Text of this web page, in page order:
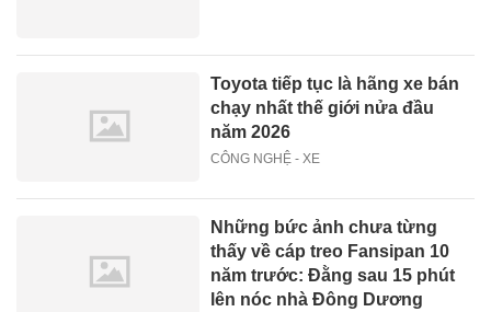
Toyota tiếp tục là hãng xe bán
chạy nhất thế giới nửa đầu
năm 2026
CÔNG NGHỆ - XE
Những bức ảnh chưa từng
thấy về cáp treo Fansipan 10
năm trước: Đằng sau 15 phút
lên nóc nhà Đông Dương